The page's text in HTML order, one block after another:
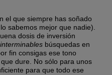
el que siempre has soñado
sabemos mejor que nadie).
dosis de inversión
interminables búsquedas en
fin consigas ese tono
dure. No sólo para unos
para que todo ese